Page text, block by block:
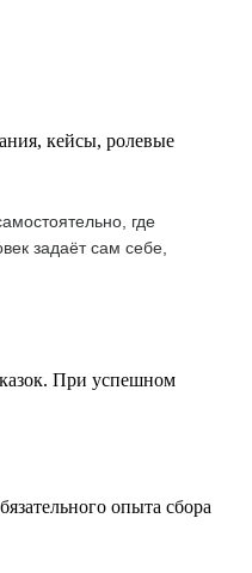
кейсы, ролевые
где
задаёт сам себе,
При успешном
опыта сбора